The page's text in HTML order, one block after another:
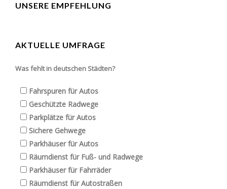
UNSERE EMPFEHLUNG
AKTUELLE UMFRAGE
Was fehlt in deutschen Städten?
Fahrspuren für Autos
Geschützte Radwege
Parkplätze für Autos
Sichere Gehwege
Parkhäuser für Autos
Räumdienst für Fuß- und Radwege
Parkhäuser für Fahrräder
Räumdienst für Autostraßen